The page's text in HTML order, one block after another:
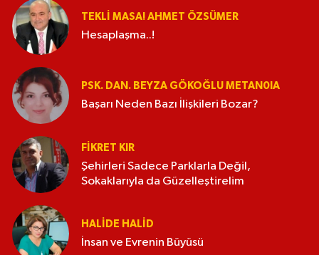
TEKLI MASA! AHMET ÖZSÜMER
Hesaplaşma..!
PSK. DAN. BEYZA GÖKOĞLU METAN0IA
Başarı Neden Bazı İlişkileri Bozar?
FIKRET KIR
Şehirleri Sadece Parklarla Değil,
Sokaklarıyla da Güzelleştirelim
HALIDE HALID
İnsan ve Evrenin Büyüsü